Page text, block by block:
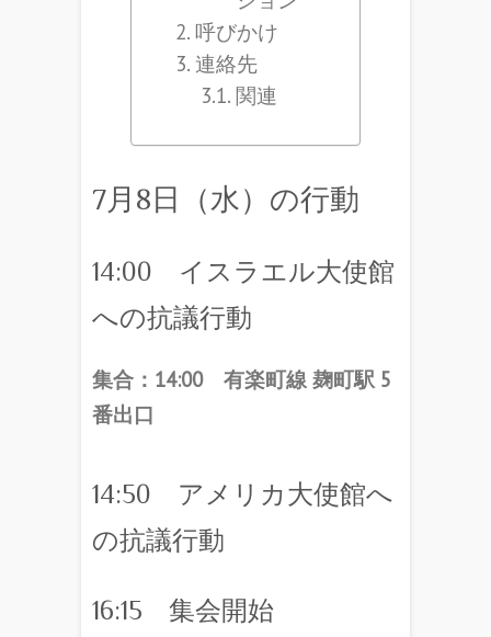
呼びかけ
連絡先
関連
7月8日（水）の行動
14:00 イスラエル大使館
への抗議行動
集合：14:00 有楽町線 麹町駅 5
番出口
14:50 アメリカ大使館へ
の抗議行動
16:15 集会開始